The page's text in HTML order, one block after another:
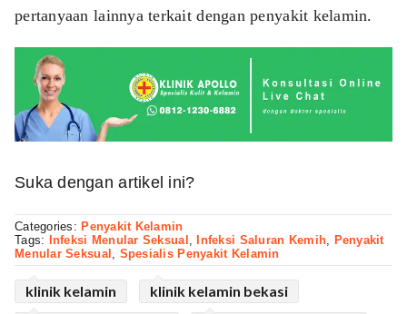
pertanyaan lainnya terkait dengan penyakit kelamin.
Suka dengan artikel ini?
Categories: Penyakit Kelamin
Tags:
Infeksi Menular Seksual , Infeksi Saluran Kemih, Penyakit
Menular Seksual , Spesialis Penyakit Kelamin
klinik kelamin
klinik kelamin bekasi